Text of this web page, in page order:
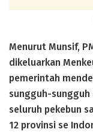
Menurut Munsif,
dikeluarkan
pemerintah
sungguh-sungguh
seluruh pekebun
12 provinsi se